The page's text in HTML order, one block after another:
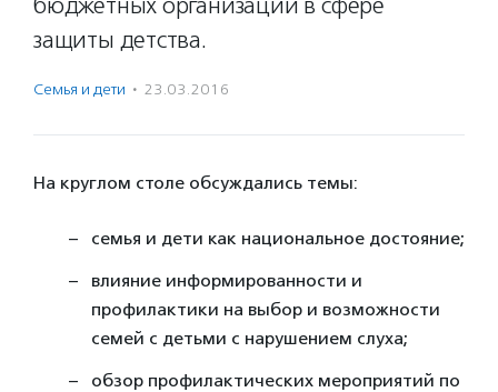
защиты детства.
Семья и дети · 23.03.2016
На круглом столе обсуждались темы:
семья и дети как национальное достояние;
влияние информированности и
профилактики на выбор и возможности
семей с детьми с нарушением слуха;
обзор профилактических мероприятий по